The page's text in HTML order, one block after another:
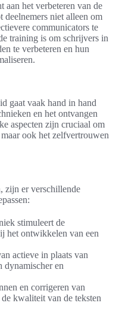
aan het verbeteren van de
niet alleen om
communicators te
training is om schrijvers in
te verbeteren en hun
gaat vaak hand in hand
en het ontvangen
aspecten zijn cruciaal om
ook het zelfvertrouwen
zijn er verschillende
stimuleert de
het ontwikkelen van een
actieve in plaats van
dynamischer en
en corrigeren van
kwaliteit van de teksten